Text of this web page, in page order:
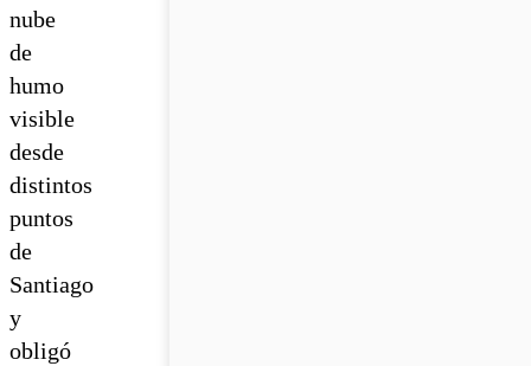
nube
de
humo
visible
desde
distintos
puntos
de
Santiago
y
obligó